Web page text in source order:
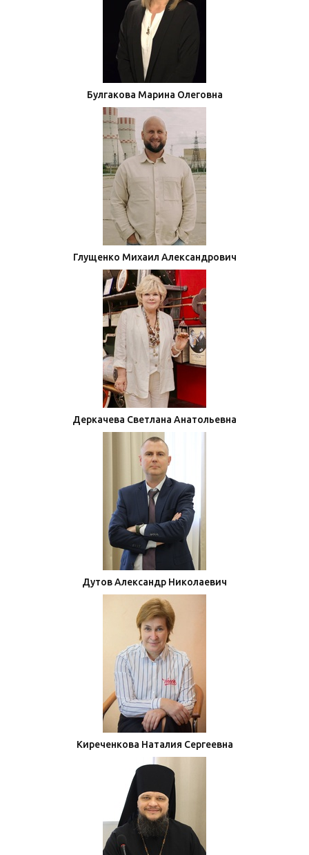
Булгакова Марина Олеговна
Глущенко Михаил Александрович
Деркачева Светлана Анатольевна
Дутов Александр Николаевич
Киреченкова Наталия Сергеевна